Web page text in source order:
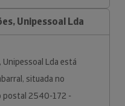
Unipessoal Lda
Unipessoal Lda está
situada no
postal 2540-172 -